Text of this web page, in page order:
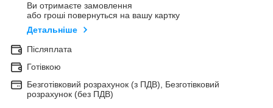
Ви отримаєте замовлення
або гроші повернуться на вашу картку
Детальніше
Післяплата
Готівкою
Безготівковий розрахунок (з ПДВ), Безготівковий
розрахунок (без ПДВ)